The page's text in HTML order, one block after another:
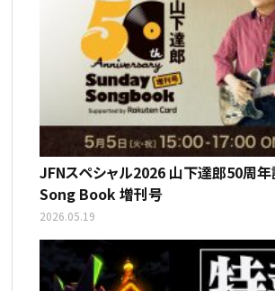
JFNスペシャル2026 山下達郎50周
Song Book 増刊号
2026.05.19